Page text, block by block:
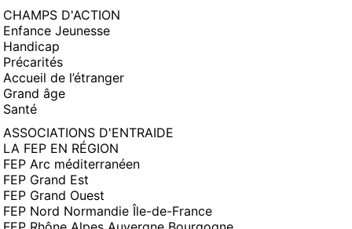
CHAMPS D'ACTION
Enfance Jeunesse
Handicap
Précarités
Accueil de l’étranger
Grand âge
Santé
ASSOCIATIONS D'ENTRAIDE
LA FEP EN RÉGION
FEP Arc méditerranéen
FEP Grand Est
FEP Grand Ouest
FEP Nord Normandie Île-de-France